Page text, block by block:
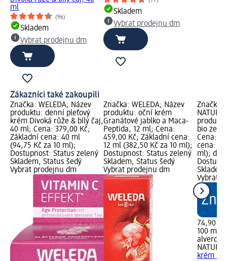
ml
(96)
Skladem
Vybrat prodejnu dm
Skladem
Vybrat prodejnu dm
Zákazníci také zakoupili
Značka: WELEDA; Název
produktu: denní pleťový
krém Divoká růže & bílý čaj,
40 ml; Cena: 379,00 Kč;
Základní cena: 40 ml
(94,75 Kč za 10 ml);
Dostupnost: Status zelený
Skladem, Status šedý
Vybrat prodejnu dm
Značka: WELEDA; Název
produktu: oční krém
Granátové jablko a Maca-
Peptida, 12 ml; Cena:
459,00 Kč; Základní cena:
12 ml (382,50 Kč za 10 ml);
Dostupnost: Status zelený
Skladem, Status šedý
Vybrat prodejnu dm
Značka:
bio
Cena:
cena:
ml); dm
Vybrat
74,90 Kč
100 ml
alverde
krém